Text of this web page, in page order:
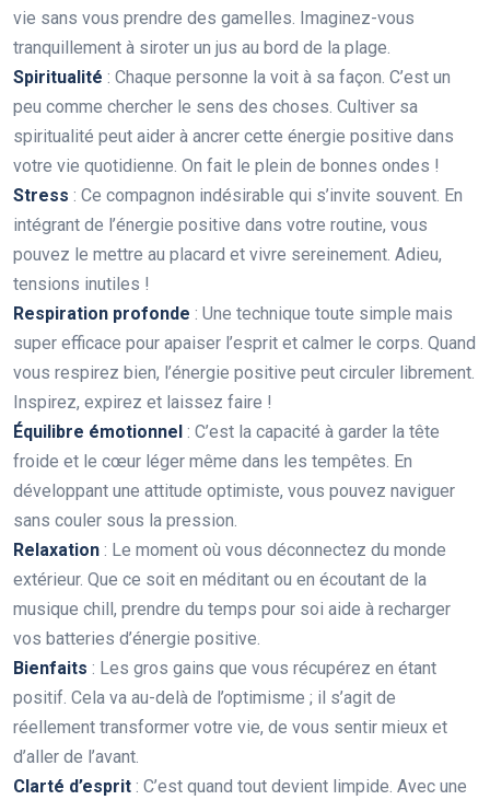
vie sans vous prendre des gamelles. Imaginez-vous
tranquillement à siroter un jus au bord de la plage.
Spiritualité : Chaque personne la voit à sa façon. C’est un
peu comme chercher le sens des choses. Cultiver sa
spiritualité peut aider à ancrer cette énergie positive dans
votre vie quotidienne. On fait le plein de bonnes ondes !
Stress : Ce compagnon indésirable qui s’invite souvent. En
intégrant de l’énergie positive dans votre routine, vous
pouvez le mettre au placard et vivre sereinement. Adieu,
tensions inutiles !
Respiration profonde : Une technique toute simple mais
super efficace pour apaiser l’esprit et calmer le corps. Quand
vous respirez bien, l’énergie positive peut circuler librement.
Inspirez, expirez et laissez faire !
Équilibre émotionnel : C’est la capacité à garder la tête
froide et le cœur léger même dans les tempêtes. En
développant une attitude optimiste, vous pouvez naviguer
sans couler sous la pression.
Relaxation : Le moment où vous déconnectez du monde
extérieur. Que ce soit en méditant ou en écoutant de la
musique chill, prendre du temps pour soi aide à recharger
vos batteries d’énergie positive.
Bienfaits : Les gros gains que vous récupérez en étant
positif. Cela va au-delà de l’optimisme ; il s’agit de
réellement transformer votre vie, de vous sentir mieux et
d’aller de l’avant.
Clarté d’esprit : C’est quand tout devient limpide. Avec une